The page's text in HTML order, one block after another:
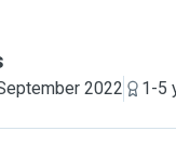
2022
1-5